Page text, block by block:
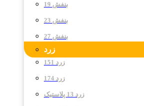
بنفش 19
بنفش 23
بنفش 27
زرد
زرد 151
زرد 174
زرد 13 پلاستیک